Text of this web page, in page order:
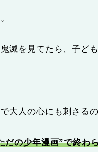
滅を見てたら、子ど
大人の心にも刺さる
だの少年漫画”で終わ